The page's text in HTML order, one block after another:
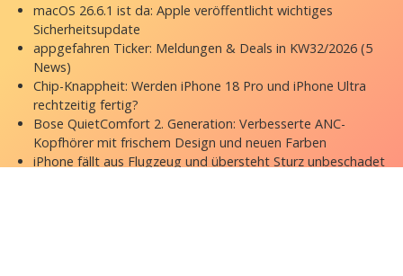
macOS 26.6.1 ist da: Apple veröffentlicht wichtiges
Sicherheitsupdate
appgefahren Ticker: Meldungen & Deals in KW32/2026 (5
News)
Chip-Knappheit: Werden iPhone 18 Pro und iPhone Ultra
rechtzeitig fertig?
Bose QuietComfort 2. Generation: Verbesserte ANC-
Kopfhörer mit frischem Design und neuen Farben
iPhone fällt aus Flugzeug und übersteht Sturz unbeschadet